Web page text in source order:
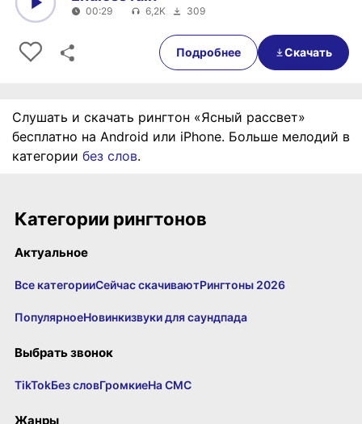
00:29
00:29 6,2K 309
Подробнее Скачать
Слушать и скачать рингтон «Ясный рассвет»
бесплатно на Android или iPhone. Больше мелодий в
категории без слов.
Категории рингтонов
Актуальное
Все категорииСейчас скачиваютРингтоны 2026
ПопулярноеНовинкизвуки для саундпада
Выбрать звонок
TikTokБез словГромкиеНа СМС
Жанры